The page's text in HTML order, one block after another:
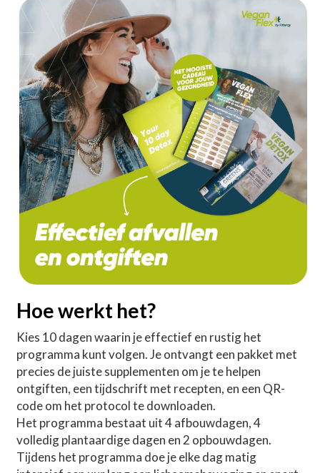
Hoe werkt het?
Kies 10 dagen waarin je effectief en rustig het
programma kunt volgen. Je ontvangt een pakket met
precies de juiste supplementen om je te helpen
ontgiften, een tijdschrift met recepten, en een QR-
code om het protocol te downloaden.
Het programma bestaat uit 4 afbouwdagen, 4
volledig plantaardige dagen en 2 opbouwdagen.
Tijdens het programma doe je elke dag matig